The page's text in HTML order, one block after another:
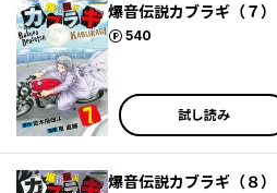
爆音伝説カブラギ（７）
540
ポイント
試し読み
爆音伝説カブラギ（８）